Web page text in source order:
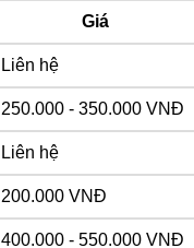
Giá
Liên hệ
250.000 - 350.000 VNĐ
Liên hệ
200.000 VNĐ
400.000 - 550.000 VNĐ